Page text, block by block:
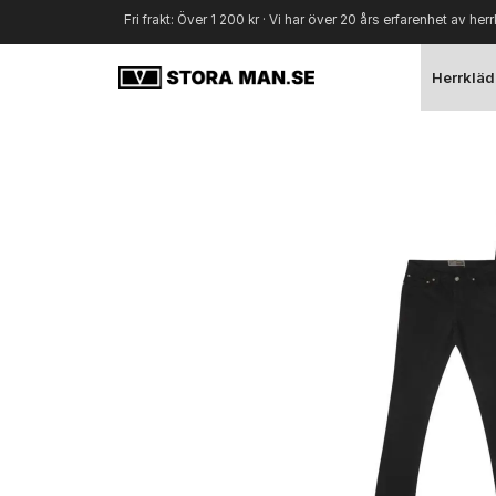
Fri frakt: Över 1 200 kr · Vi har över 20 års erfarenhet av